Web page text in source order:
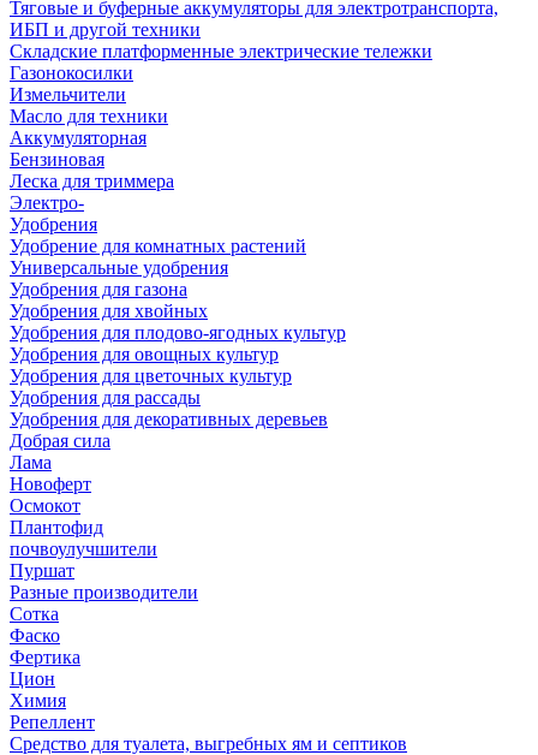
Тяговые и буферные аккумуляторы для электротранспорта,
ИБП и другой техники
Складские платформенные электрические тележки
Газонокосилки
Измельчители
Масло для техники
Аккумуляторная
Бензиновая
Леска для триммера
Электро-
Удобрения
Удобрение для комнатных растений
Универсальные удобрения
Удобрения для газона
Удобрения для хвойных
Удобрения для плодово-ягодных культур
Удобрения для овощных культур
Удобрения для цветочных культур
Удобрения для рассады
Удобрения для декоративных деревьев
Добрая сила
Лама
Новоферт
Осмокот
Плантофид
почвоулучшители
Пуршат
Разные производители
Сотка
Фаско
Фертика
Цион
Химия
Репеллент
Средство для туалета, выгребных ям и септиков